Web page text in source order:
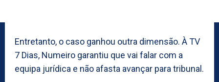
Entretanto, o caso ganhou outra dimensão. À TV
7 Dias, Numeiro garantiu que vai falar com a
equipa jurídica e não afasta avançar para tribunal.